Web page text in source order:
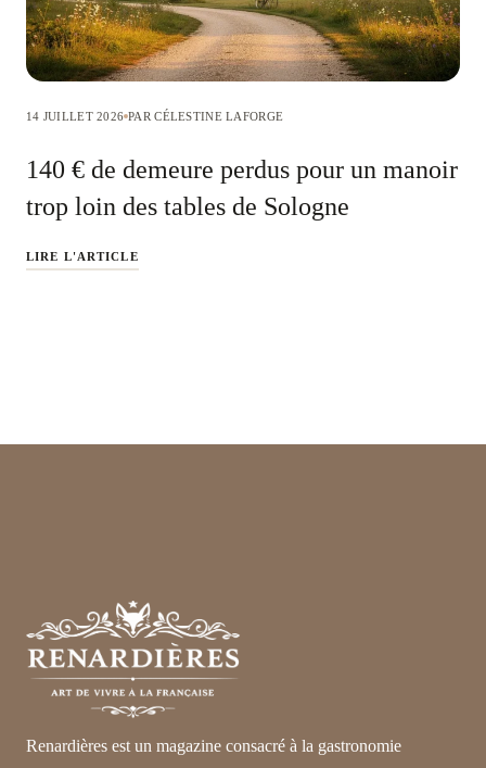
14 JUILLET 2026 PAR CÉLESTINE LAFORGE
140 € de demeure perdus pour un manoir
trop loin des tables de Sologne
LIRE L'ARTICLE
Renardières est un magazine consacré à la gastronomie